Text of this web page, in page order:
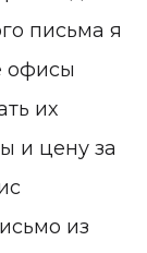
письма я
офисы
их
и цену за
из